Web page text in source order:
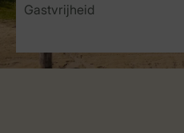
Gastvrijheid